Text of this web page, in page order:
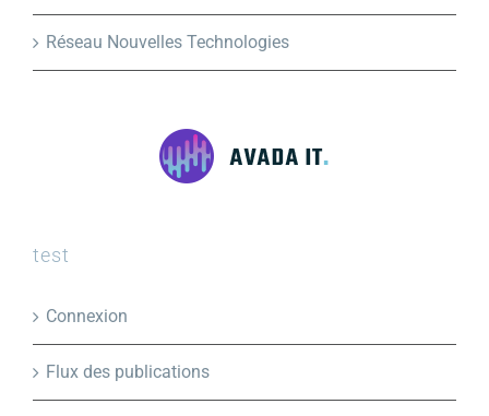
Réseau Nouvelles Technologies
test
Connexion
Flux des publications